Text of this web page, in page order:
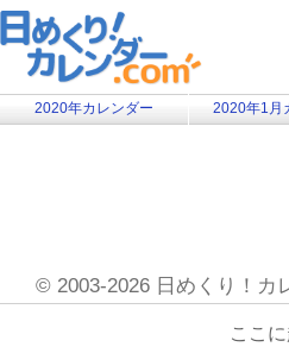
2020年カレンダー 2020年1月
© 2003-2026 日めくり！カ
ここ